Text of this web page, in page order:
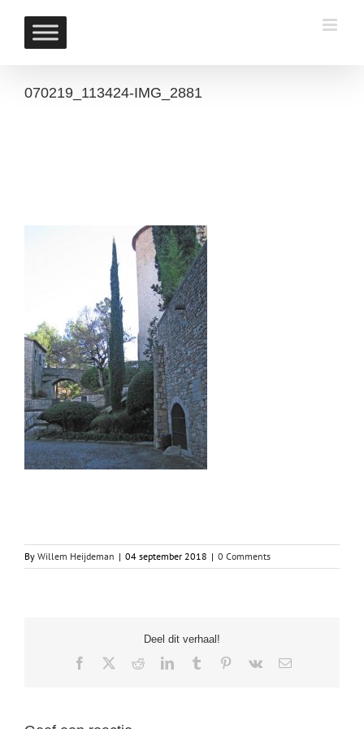
content
070219_113424-IMG_2881
By Willem Heijdeman | 04 september 2018 | 0 Comments
Deel dit verhaal!
Facebook RedditLinkedInTumblr Pinterest
Vk Email